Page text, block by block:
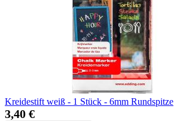
Kreidestift weiß - 1 Stück - 6mm Rundspitze
3,40 €